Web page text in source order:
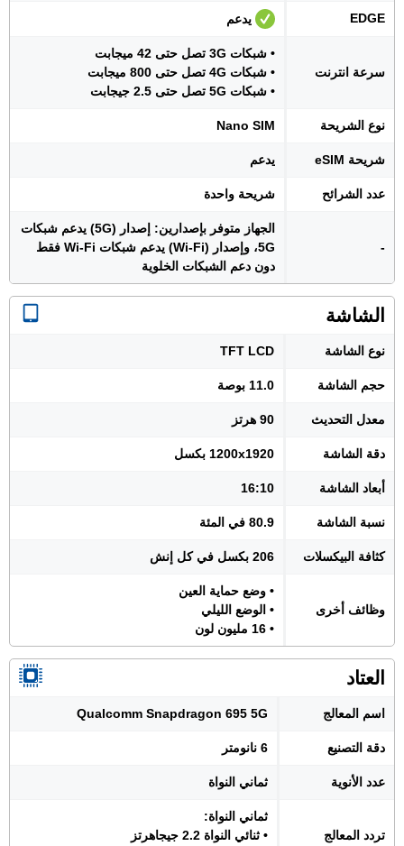
EDGE يدعم
سرعة انترنت
• شبكات 3G تصل حتى 42 ميجابت
• شبكات 4G تصل حتى 800 ميجابت
• شبكات 5G تصل حتى 2.5 جيجابت
نوع الشريحة Nano SIM
شريحة eSIM يدعم
عدد الشرائح شريحة واحدة
-
الجهاز متوفر بإصدارين: إصدار (5G) يدعم شبكات
5G، وإصدار (Wi-Fi) يدعم شبكات Wi-Fi فقط
دون دعم الشبكات الخلوية
الشاشة
نوع الشاشة TFT LCD
حجم الشاشة 11.0 بوصة
معدل التحديث 90 هرتز
دقة الشاشة 1200x1920 بكسل
أبعاد الشاشة 16:10
نسبة الشاشة 80.9 في المئة
كثافة البيكسلات 206 بكسل في كل إنش
وظائف أخرى
• وضع حماية العين
• الوضع الليلي
• 16 مليون لون
العتاد
اسم المعالج Qualcomm Snapdragon 695 5G
دقة التصنيع 6 نانومتر
عدد الأنوية ثماني النواة
تردد المعالج
ثماني النواة:
• ثنائي النواة 2.2 جيجاهرتز